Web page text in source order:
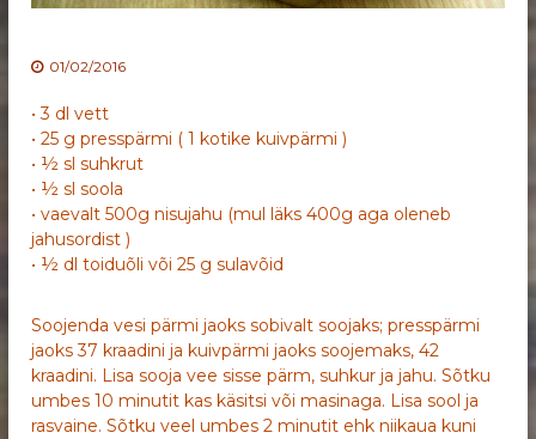
01/02/2016
• 3 dl vett
• 25 g presspärmi ( 1 kotike kuivpärmi )
• ½ sl suhkrut
• ½ sl soola
• vaevalt 500g nisujahu (mul läks 400g aga oleneb
jahusordist )
• ½ dl toiduõli või 25 g sulavõid
Soojenda vesi pärmi jaoks sobivalt soojaks; presspärmi
jaoks 37 kraadini ja kuivpärmi jaoks soojemaks, 42
kraadini. Lisa sooja vee sisse pärm, suhkur ja jahu. Sõtku
umbes 10 minutit kas käsitsi või masinaga. Lisa sool ja
rasvaine. Sõtku veel umbes 2 minutit ehk niikaua kuni